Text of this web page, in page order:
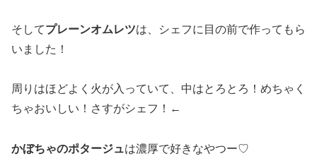
そしてプレーンオムレツは、シェフに目の前で作ってもら
いました！
周りはほどよく火が入っていて、中はとろとろ！めちゃく
ちゃおいしい！さすがシェフ！←
かぼちゃのポタージュは濃厚で好きなやつー♡